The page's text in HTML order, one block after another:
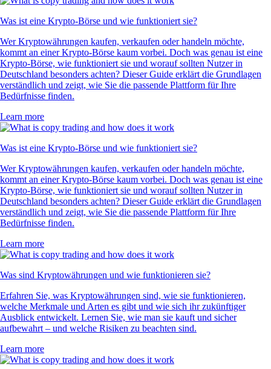
Was ist eine Krypto-Börse und wie funktioniert sie?
Wer Kryptowährungen kaufen, verkaufen oder handeln möchte,
kommt an einer Krypto-Börse kaum vorbei. Doch was genau ist eine
Krypto-Börse, wie funktioniert sie und worauf sollten Nutzer in
Deutschland besonders achten? Dieser Guide erklärt die Grundlagen
verständlich und zeigt, wie Sie die passende Plattform für Ihre
Bedürfnisse finden.
Learn more
Was ist eine Krypto-Börse und wie funktioniert sie?
Wer Kryptowährungen kaufen, verkaufen oder handeln möchte,
kommt an einer Krypto-Börse kaum vorbei. Doch was genau ist eine
Krypto-Börse, wie funktioniert sie und worauf sollten Nutzer in
Deutschland besonders achten? Dieser Guide erklärt die Grundlagen
verständlich und zeigt, wie Sie die passende Plattform für Ihre
Bedürfnisse finden.
Learn more
Was sind Kryptowährungen und wie funktionieren sie?
Erfahren Sie, was Kryptowährungen sind, wie sie funktionieren,
welche Merkmale und Arten es gibt und wie sich ihr zukünftiger
Ausblick entwickelt. Lernen Sie, wie man sie kauft und sicher
aufbewahrt – und welche Risiken zu beachten sind.
Learn more